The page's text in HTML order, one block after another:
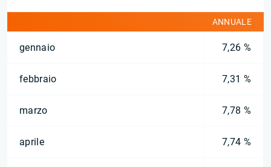
ANNUALE
gennaio 7,26 %
febbraio 7,31 %
marzo 7,78 %
aprile 7,74 %